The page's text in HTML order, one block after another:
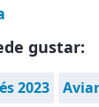
gustar:
2023